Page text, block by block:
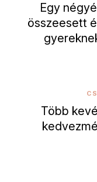
Egy
összeesett
Több